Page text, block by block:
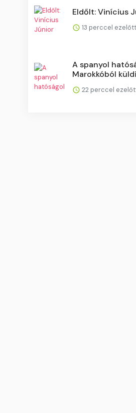
Eldőlt: Vinícius
13 perccel ezelőtt
A spanyol
Marokkóból
22 perccel